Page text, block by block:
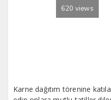
620 views
Karne dağıtım törenine